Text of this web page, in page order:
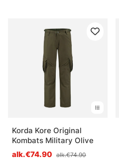
Korda Kore Original
Kombats Military Olive
alk.€74.90 alk.€74.90